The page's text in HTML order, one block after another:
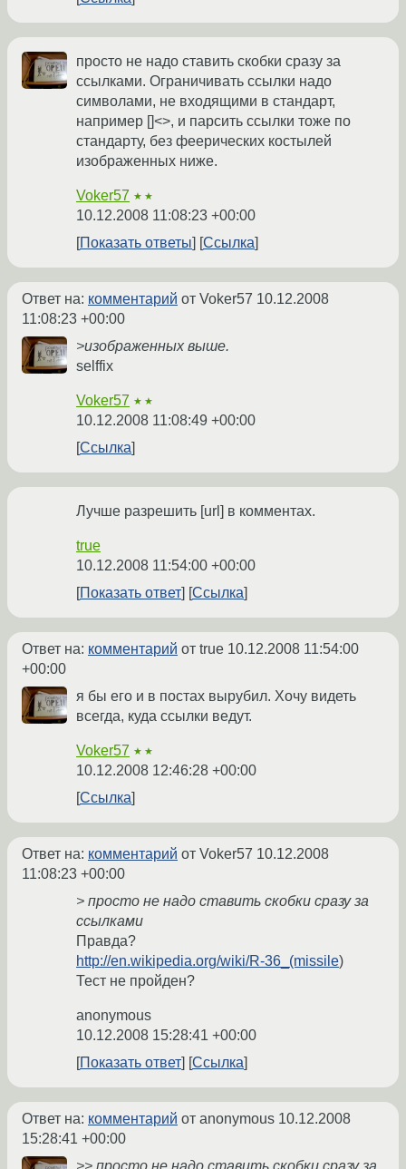
просто не надо ставить скобки сразу за
ссылками. Ограничивать ссылки надо
символами, не входящими в стандарт,
например []<>, и парсить ссылки тоже по
стандарту, без феерических костылей
изображенных ниже.
Voker57 ★★
10.12.2008 11:08:23 +00:00
Показать ответы
Ссылка
Ответ на: комментарий от Voker57 10.12.2008
11:08:23 +00:00
>изображенных выше.
selffix
Voker57 ★★
10.12.2008 11:08:49 +00:00
Ссылка
Лучше разрешить [url] в комментах.
true
10.12.2008 11:54:00 +00:00
Показать ответ
Ссылка
Ответ на: комментарий от true 10.12.2008 11:54:00
+00:00
я бы его и в постах вырубил. Хочу видеть
всегда, куда ссылки ведут.
Voker57 ★★
10.12.2008 12:46:28 +00:00
Ссылка
Ответ на: комментарий от Voker57 10.12.2008
11:08:23 +00:00
> просто не надо ставить скобки сразу за
ссылками
Правда?
http://en.wikipedia.org/wiki/R-36_(missile)
Тест не пройден?
anonymous
10.12.2008 15:28:41 +00:00
Показать ответ
Ссылка
Ответ на: комментарий от anonymous 10.12.2008
15:28:41 +00:00